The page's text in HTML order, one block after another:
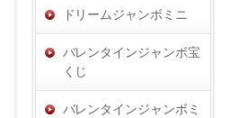
ドリームジャンボミニ
バレンタインジャンボ宝
くじ
バレンタインジャンボミ